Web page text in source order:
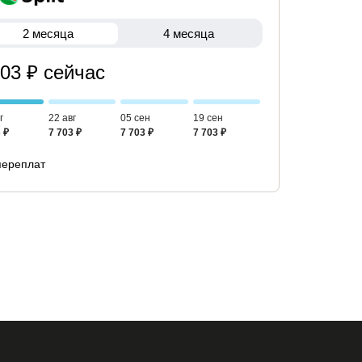
2 месяца 4 месяца
₽ сейчас
₽
22 авг
7 703 ₽
05 сен
7 703 ₽
19 сен
7 703 ₽